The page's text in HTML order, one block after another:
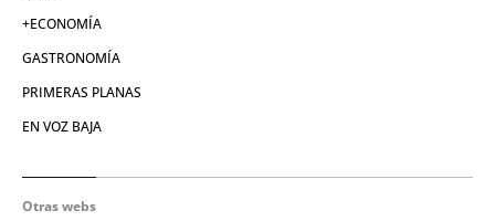
+ECONOMÍA
GASTRONOMÍA
PRIMERAS PLANAS
EN VOZ BAJA
Otras webs